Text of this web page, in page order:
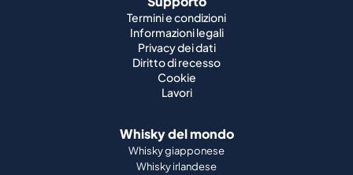
Termini e condizioni
Informazioni legali
Privacy dei dati
Diritto di recesso
Cookie
Lavori
Whisky del mondo
Whisky giapponese
Whisky irlandese